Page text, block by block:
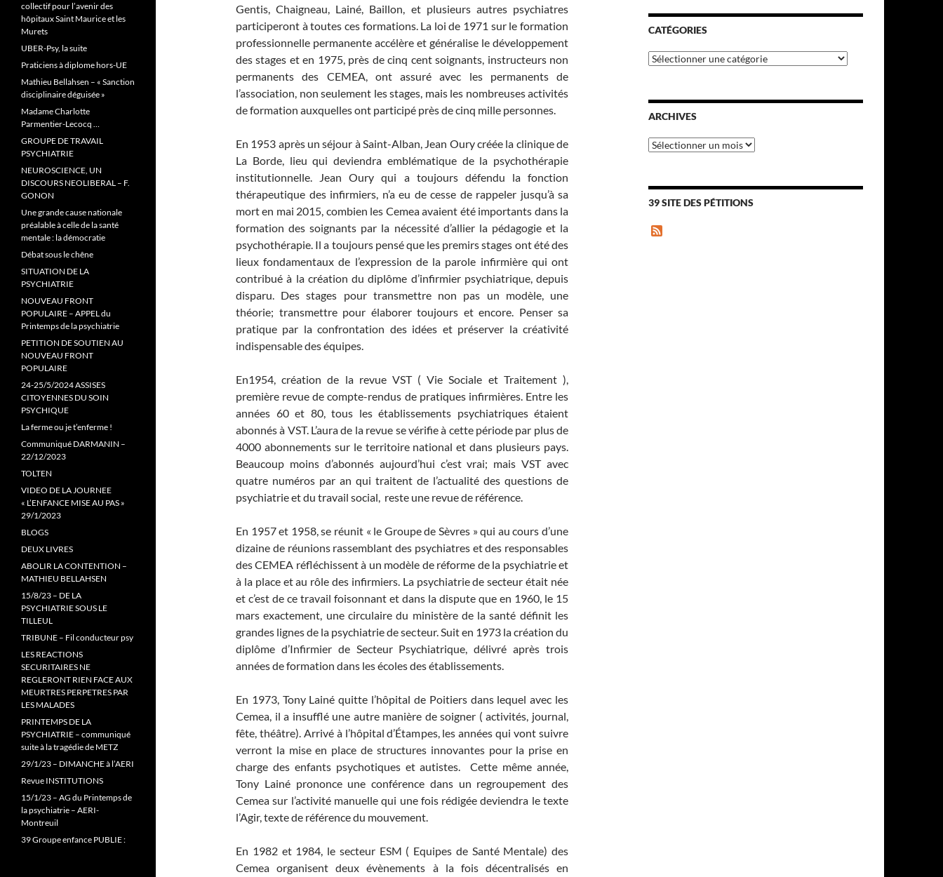
Gentis, Chaigneau, Lainé, Baillon, et plusieurs autres psychiatres
participeront à toutes ces formations. La loi de 1971 sur le formation
professionnelle permanente accélère et généralise le développement
des stages et en 1975, près de cinq cent soignants, instructeurs non
permanents des CEMEA, ont assuré avec les permanents de
l’association, non seulement les stages, mais les nombreuses activités
de formation auxquelles ont participé près de cinq mille personnes.
En 1953 après un séjour à Saint-Alban, Jean Oury créée la clinique de
La Borde, lieu qui deviendra emblématique de la psychothérapie
institutionnelle. Jean Oury qui a toujours défendu la fonction
thérapeutique des infirmiers, n’a eu de cesse de rappeler jusqu’à sa
mort en mai 2015, combien les Cemea avaient été importants dans la
formation des soignants par la nécessité d’allier la pédagogie et la
psychothérapie. Il a toujours pensé que les premirs stages ont été des
lieux fondamentaux de l’expression de la parole infirmière qui ont
contribué à la création du diplôme d’infirmier psychiatrique, depuis
disparu. Des stages pour transmettre non pas un modèle, une
théorie; transmettre pour élaborer toujours et encore. Penser sa
pratique par la confrontation des idées et préserver la créativité
indispensable des équipes.
En1954, création de la revue VST ( Vie Sociale et Traitement ),
première revue de compte-rendus de pratiques infirmières. Entre les
années 60 et 80, tous les établissements psychiatriques étaient
abonnés à VST. L’aura de la revue se vérifie à cette période par plus de
4000 abonnements sur le territoire national et dans plusieurs pays.
Beaucoup moins d’abonnés aujourd’hui c’est vrai; mais VST avec
quatre numéros par an qui traitent de l’actualité des questions de
psychiatrie et du travail social, reste une revue de référence.
En 1957 et 1958, se réunit « le Groupe de Sèvres » qui au cours d’une
dizaine de réunions rassemblant des psychiatres et des responsables
des CEMEA réfléchissent à un modèle de réforme de la psychiatrie et
à la place et au rôle des infirmiers. La psychiatrie de secteur était née
et c’est de ce travail foisonnant et dans la dispute que en 1960, le 15
mars exactement, une circulaire du ministère de la santé définit les
grandes lignes de la psychiatrie de secteur. Suit en 1973 la création du
diplôme d’Infirmier de Secteur Psychiatrique, délivré après trois
années de formation dans les écoles des établissements.
En 1973, Tony Lainé quitte l’hôpital de Poitiers dans lequel avec les
Cemea, il a insufflé une autre manière de soigner ( activités, journal,
fête, théâtre). Arrivé à l’hôpital d’Étampes, les années qui vont suivre
verront la mise en place de structures innovantes pour la prise en
charge des enfants psychotiques et autistes. Cette même année,
Tony Lainé prononce une conférence dans un regroupement des
Cemea sur l’activité manuelle qui une fois rédigée deviendra le texte
l’Agir, texte de référence du mouvement.
En 1982 et 1984, le secteur ESM ( Equipes de Santé Mentale) des
Cemea organisent deux évènements à la fois décentralisés en
CATÉGORIES
Catégories
ARCHIVES
Archives
39 SITE DES PÉTITIONS
collectif pour l’avenir des
hôpitaux Saint Maurice et les
Murets
UBER-Psy, la suite
Praticiens à diplome hors-UE
Mathieu Bellahsen – « Sanction
disciplinaire déguisée »
Madame Charlotte
Parmentier-Lecocq …
GROUPE DE TRAVAIL
PSYCHIATRIE
NEUROSCIENCE, UN
DISCOURS NEOLIBERAL – F.
GONON
Une grande cause nationale
préalable à celle de la santé
mentale : la démocratie
Débat sous le chêne
SITUATION DE LA
PSYCHIATRIE
NOUVEAU FRONT
POPULAIRE – APPEL du
Printemps de la psychiatrie
PETITION DE SOUTIEN AU
NOUVEAU FRONT
POPULAIRE
24-25/5/2024 ASSISES
CITOYENNES DU SOIN
PSYCHIQUE
La ferme ou je t’enferme !
Communiqué DARMANIN –
22/12/2023
TOLTEN
VIDEO DE LA JOURNEE
« L’ENFANCE MISE AU PAS »
29/1/2023
BLOGS
DEUX LIVRES
ABOLIR LA CONTENTION –
MATHIEU BELLAHSEN
15/8/23 – DE LA
PSYCHIATRIE SOUS LE
TILLEUL
TRIBUNE – Fil conducteur psy
LES REACTIONS
SECURITAIRES NE
REGLERONT RIEN FACE AUX
MEURTRES PERPETRES PAR
LES MALADES
PRINTEMPS DE LA
PSYCHIATRIE – communiqué
suite à la tragédie de METZ
29/1/23 – DIMANCHE à l’AERI
Revue INSTITUTIONS
15/1/23 – AG du Printemps de
la psychiatrie – AERI-
Montreuil
39 Groupe enfance PUBLIE :